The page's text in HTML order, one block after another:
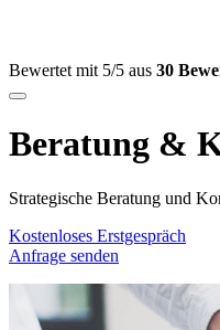
Bewertet mit 5/5 aus 30
Beratung &
Strategische Beratung und
Kostenloses Erstgespräch
Anfrage senden